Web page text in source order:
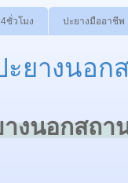
ชั่วโมง ปะยางมืออาชีพ
ะยางนอก
งนอกสถา